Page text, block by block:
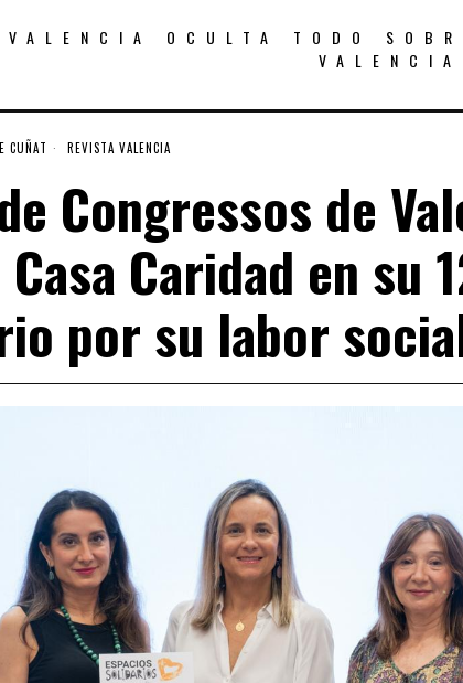
OCULTA TODO
CUÑAT REVISTA VALENCIA
Congressos de
Caridad en su
por su labor